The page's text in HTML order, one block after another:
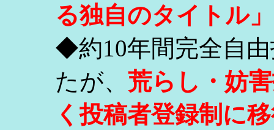
る独自のタイトル
◆約10年間完全自
たが、 荒らし・妨
く投稿者登録制に